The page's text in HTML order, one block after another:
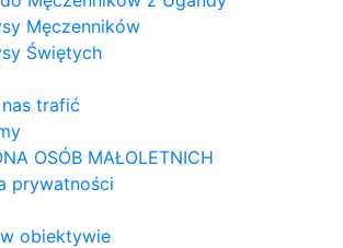
Męczenników
Świętych
trafić
OSÓB MAŁOLETNICH
prywatności
obiektywie